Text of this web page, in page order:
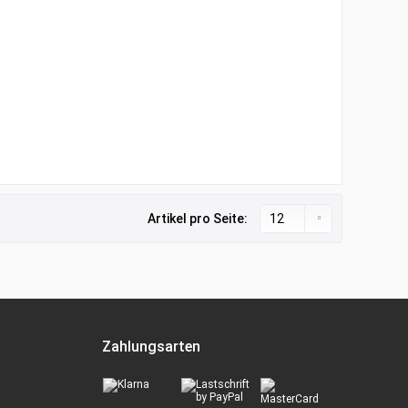
Artikel pro Seite:
Zahlungsarten